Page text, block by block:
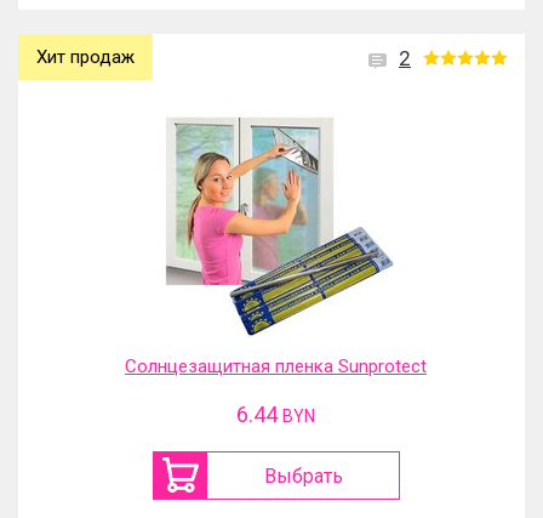
2
Хит продаж
Солнцезащитная пленка Sunprotect
6.44 BYN
Выбрать